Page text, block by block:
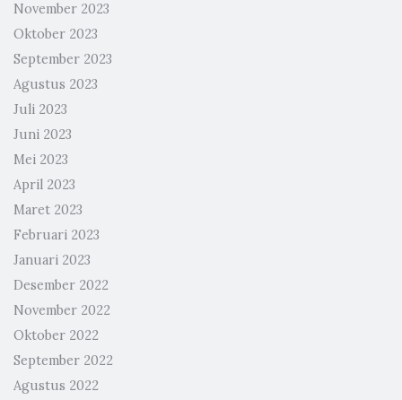
November 2023
Oktober 2023
September 2023
Agustus 2023
Juli 2023
Juni 2023
Mei 2023
April 2023
Maret 2023
Februari 2023
Januari 2023
Desember 2022
November 2022
Oktober 2022
September 2022
Agustus 2022